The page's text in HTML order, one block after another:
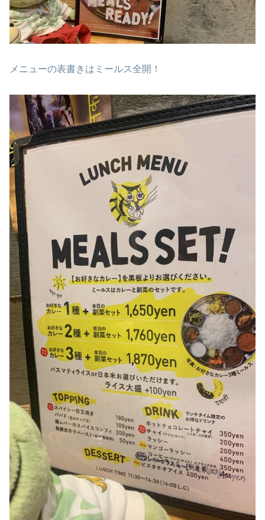
メニューの表書きはミールス全開！